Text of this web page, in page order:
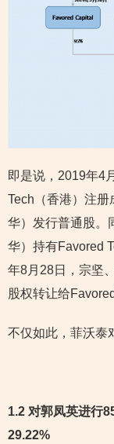
即是说，2019年4
Tech（香港）注册
华）发行普通股。
华）持有Favored
年8月28日，宗坚
股权转让给
不仅如此，菲沃泰
1.2 对郭凤英进行
29.22%